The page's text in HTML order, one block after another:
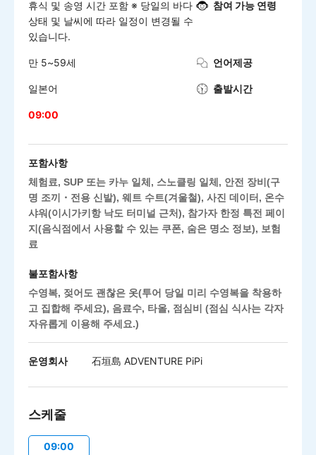
휴식 및 송영 시간 포함 ※ 당일의 바다
상태 및 날씨에 따라 일정이 변경될 수
있습니다.
참여 가능 연령
만 5~59세 언어제공
일본어 출발시간
09:00
포함사항
체험료, SUP 또는 카누 일체, 스노클링 일체, 안전 장비(구
명 조끼・전용 신발), 웨트 수트(겨울철), 사진 데이터, 온수
샤워(이시가키항 낙도 터미널 근처), 참가자 한정 특전 페이
지(음식점에서 사용할 수 있는 쿠폰, 숨은 명소 정보), 보험
료
불포함사항
수영복, 젖어도 괜찮은 옷(투어 당일 미리 수영복을 착용하
고 집합해 주세요), 음료수, 타올, 점심비 (점심 식사는 각자
자유롭게 이용해 주세요.)
운영회사 石垣島 ADVENTURE PiPi
스케줄
09:00